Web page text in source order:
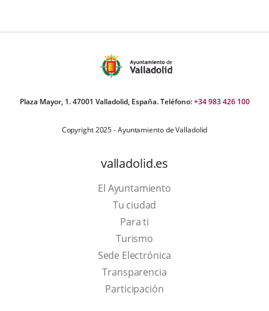
Plaza Mayor, 1. 47001 Valladolid, España. Teléfono:+34 983 426 100
Copyright 2025 - Ayuntamiento de Valladolid
valladolid.es
El Ayuntamiento
Tu ciudad
Para ti
TurismoThis
link
will
open
Sede Electrónica
Transparencia
Participación